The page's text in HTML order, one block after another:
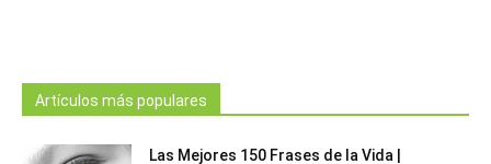
Artículos más populares
Las Mejores 150 Frases de la Vida |